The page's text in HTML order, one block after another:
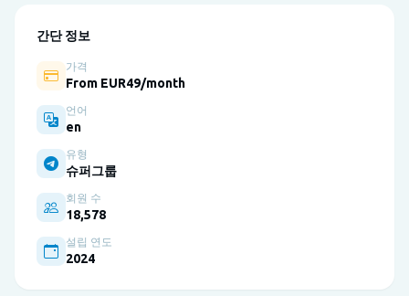
간단 정보
가격
From EUR49/month
언어
en
유형
슈퍼그룹
회원 수
18,578
설립 연도
2024